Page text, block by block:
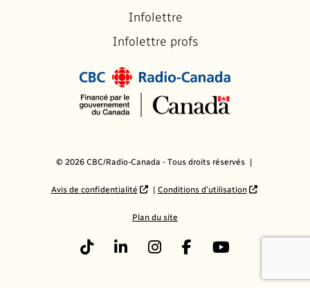
Infolettre
Infolettre profs
© 2026 CBC/Radio-Canada - Tous droits réservés
Avis de confidentialité Conditions d’utilisation
Plan du site